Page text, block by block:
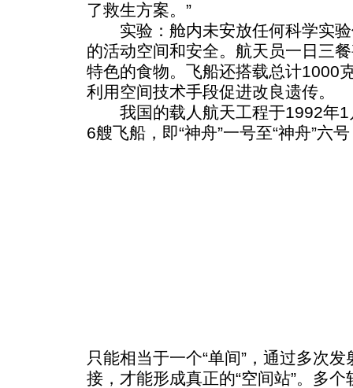
了救生方案。”
实验：舱内未安放任何科学实验
的活动空间和安全。航天员一日三
特色的食物。飞船还搭载总计1000
利用空间技术手段促进改良遗传。
我国的载人航天工程于1992年1
6艘飞船，即“神舟”一号至“神舟”六
只能相当于一个“单间”，通过多次
接，才能形成真正的“空间站”。多